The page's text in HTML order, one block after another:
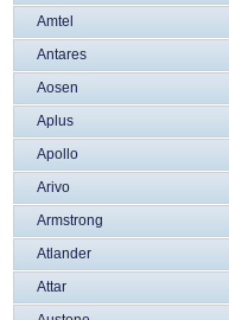
Amtel
Antares
Aosen
Aplus
Apollo
Arivo
Armstrong
Atlander
Attar